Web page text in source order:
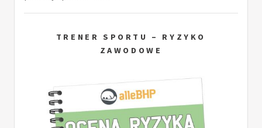
TRENER SPORTU – RYZYKO
ZAWODOWE